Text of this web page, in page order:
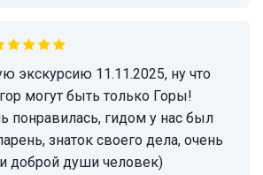
могут быть только Горы!
понравилась, гидом у нас был
знаток своего дела, очень
доброй души человек)